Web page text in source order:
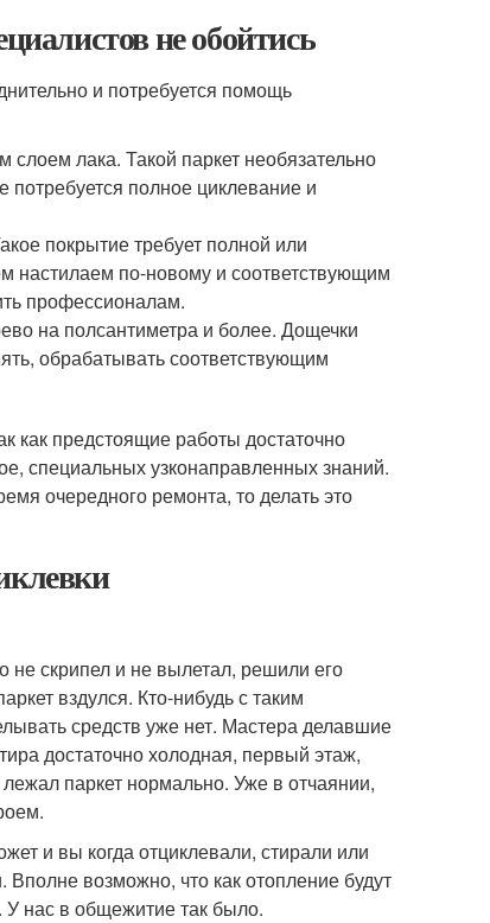
не обойтись
и потребуется помощь
лака. Такой паркет необязательно
потребуется полное циклевание и
покрытие требует полной или
настилаем по-новому и соответствующим
профессионалам.
на полсантиметра и более. Дощечки
обрабатывать соответствующим
как предстоящие работы достаточно
специальных узконаправленных знаний.
очередного ремонта, то делать это
скрипел и не вылетал, решили его
вздулся. Кто-нибудь с таким
средств уже нет. Мастера делавшие
достаточно холодная, первый этаж,
паркет нормально. Уже в отчаянии,
и вы когда отциклевали, стирали или
Вполне возможно, что как отопление будут
У нас в общежитие так было.